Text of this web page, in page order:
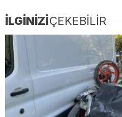
İLGİNİZİÇEKEBİLİR